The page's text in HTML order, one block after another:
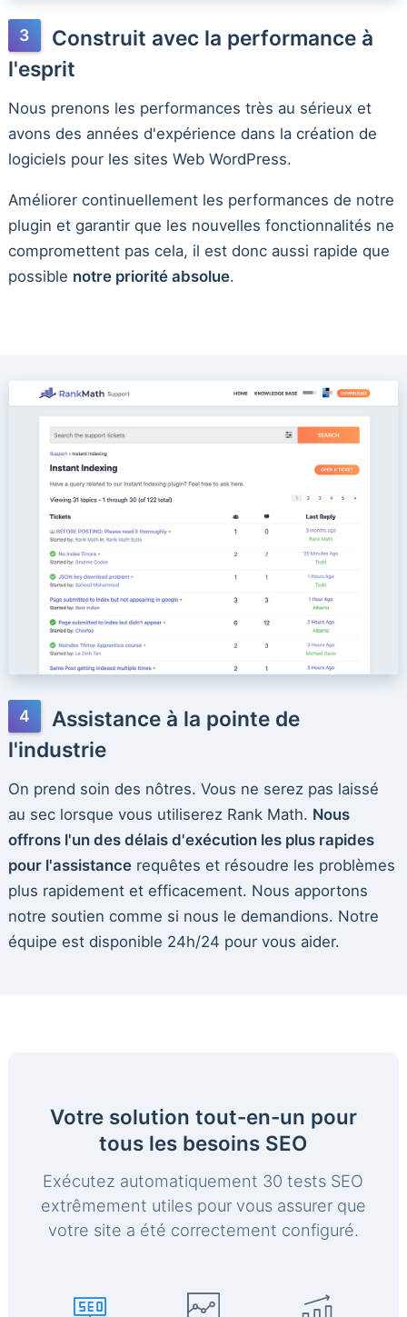
Construit avec la performance à
l'esprit
Nous prenons les performances très au sérieux et
avons des années d'expérience dans la création de
logiciels pour les sites Web WordPress.
Améliorer continuellement les performances de notre
plugin et garantir que les nouvelles fonctionnalités ne
compromettent pas cela, il est donc aussi rapide que
possible notre priorité absolue.
Assistance à la pointe de
l'industrie
On prend soin des nôtres. Vous ne serez pas laissé
au sec lorsque vous utiliserez Rank Math. Nous
offrons l'un des délais d'exécution les plus rapides
pour l'assistancerequêtes et résoudre les problèmes
plus rapidement et efficacement. Nous apportons
notre soutien comme si nous le demandions. Notre
équipe est disponible 24h/24 pour vous aider.
Votre solution tout-en-un pour
tous les besoins SEO
Exécutez automatiquement 30 tests SEO
extrêmement utiles pour vous assurer que
votre site a été correctement configuré.